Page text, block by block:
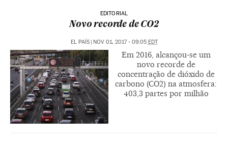
EDITORIAL
Novo recorde de CO2
EL PAÍS | NOV 01, 2017 - 09:05 EDT
Em 2016, alcançou-se um
novo recorde de
concentração de dióxido de
carbono (CO2) na atmosfera:
403,3 partes por milhão